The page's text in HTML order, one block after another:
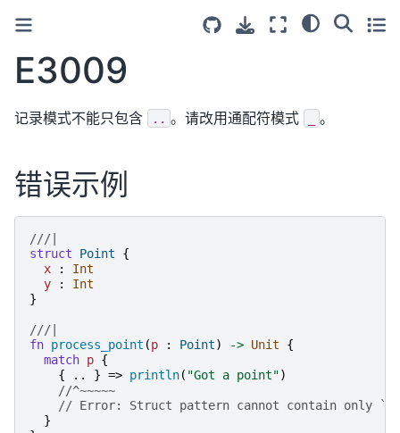
E3009
记录模式不能只包含 .. 。请改用通配符模式 。
错误示例
///|
struct
Point
{
x
:
Int
y
:
Int
}
///|
fn process_point (p : Point) -> Unit
{
match p {
{
.. } => println( "Got a point")
//^~~~~~
// Error: Struct pattern cannot contain only
}